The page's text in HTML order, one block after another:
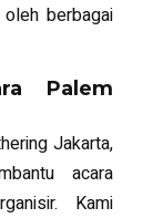
berbagai
Palem
Jakarta,
acara
Kami